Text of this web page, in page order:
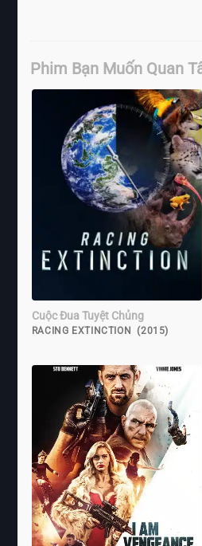
Phim Bạn Muốn Quan
Cuộc Đua Tuyệt Chủng
RACING EXTINCTION (2015)